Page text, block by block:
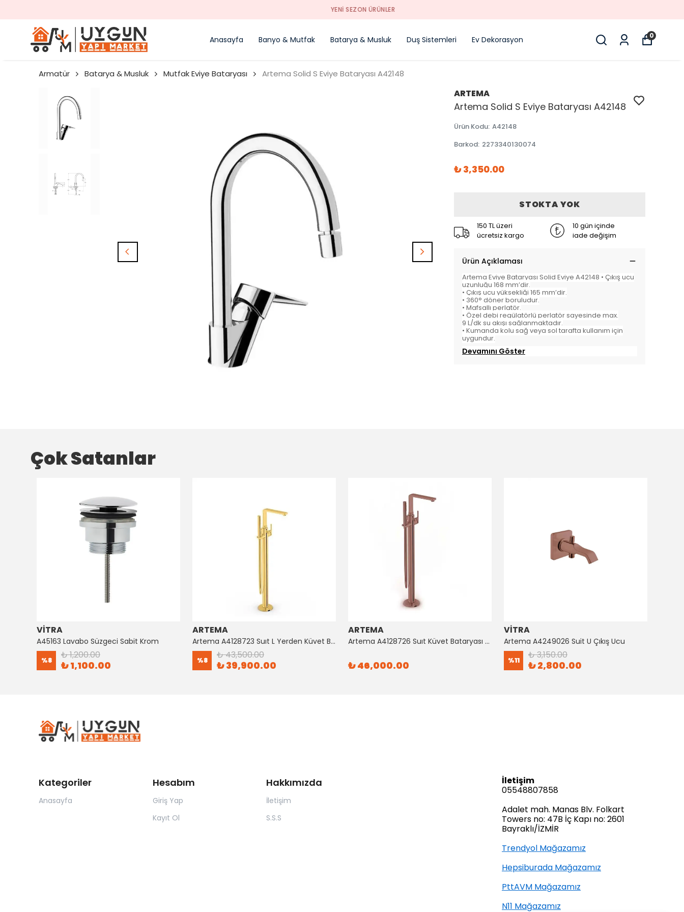
YENI SEZON ÜRÜNLER
Anasayfa Banyo & Mutfak Batarya & Musluk Duş Sistemleri Ev Dekorasyon 0
Armatür Batarya & Musluk Mutfak Eviye Bataryası Artema Solid S Eviye Bataryası A42148
ARTEMA
Artema Solid S Eviye Bataryası A42148
Ürün Kodu: A42148
Barkod: 2273340130074
₺ 3,350.00
STOKTA YOK
150 TL üzeri
ücretsiz kargo
10 gün içinde
iade değişim
Ürün Açıklaması
Artema Eviye Bataryası Solid Eviye A42148 • Çıkış ucu
uzunluğu 168 mm’dir.
• Çıkış ucu yüksekliği 165 mm’dir.
• 360° döner boruludur.
• Mafsallı perlatör.
• Özel debi regülatörlü perlatör sayesinde max.
9 L/dk su akışı sağlanmaktadır.
• Kumanda kolu sağ veya sol tarafta kullanım için
uygundur.
Devamını Göster
Çok Satanlar
VİTRA
A45163 Lavabo Süzgeci Sabit Krom
%8 ₺ 1,200.00
₺ 1,100.00
ARTEMA
Artema A4128723 Suıt L Yerden Küvet Bataryası Altın
%8 ₺ 43,500.00
₺ 39,900.00
ARTEMA
Artema A4128726 Suıt Küvet Bataryası Bakır
₺ 46,000.00
VİTRA
Artema A4249026 Suit U Çıkış Ucu
%11 ₺ 3,150.00
₺ 2,800.00
Kategoriler
Anasayfa
Hesabım
Giriş Yap
Kayıt Ol
Hakkımızda
İletişim
S.S.S
İletişim
05548807858
Adalet mah. Manas Blv. Folkart
Towers no: 47B İç Kapı no: 2601
Bayraklı/İZMİR
Trendyol Mağazamız
Hepsiburada Mağazamız
PttAVM Mağazamız
N11 Mağazamız